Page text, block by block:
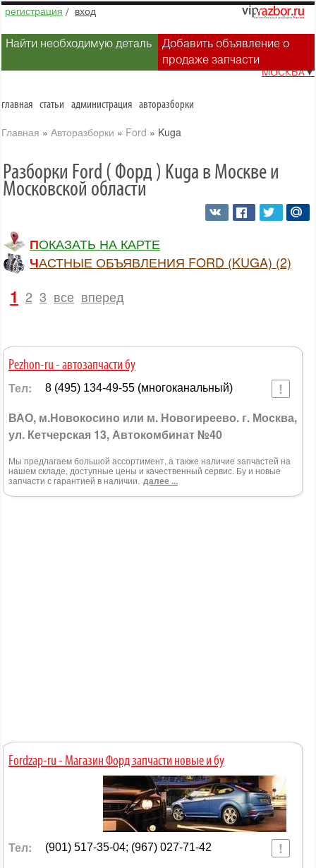
регистрация / вход
Найти необходимую деталь
Добавить объявление о
продаже запчасти
МОСКВА▼
главная статьи администрация авторазборки
Главная » Авторазборки » Ford » Kuga
Разборки Ford ( Форд ) Kuga в Москве и
Московской области
ПОКАЗАТЬ НА КАРТЕ
ЧАСТНЫЕ ОБЪЯВЛЕНИЯ FORD (KUGA) (2)
1 2 3 все вперед
Pezhon-ru - автозапчасти бу
Тел: 8 (495) 134-49-55 (многоканальный)
ВАО, м.Новокосино или м. Новогиреево. г. Москва,
ул. Кетчерская 13, Автокомбинат №40
Мы предлагаем большой ассортимент, а также наличие запчастей на
нашем складе, доступные цены и качественный сервис. Бу и новые
запчасти с гарантией в наличии. далее ...
Fordzap-ru - Магазин Форд запчасти новые и бу
Тел: (901) 517-35-04; (967) 027-71-42